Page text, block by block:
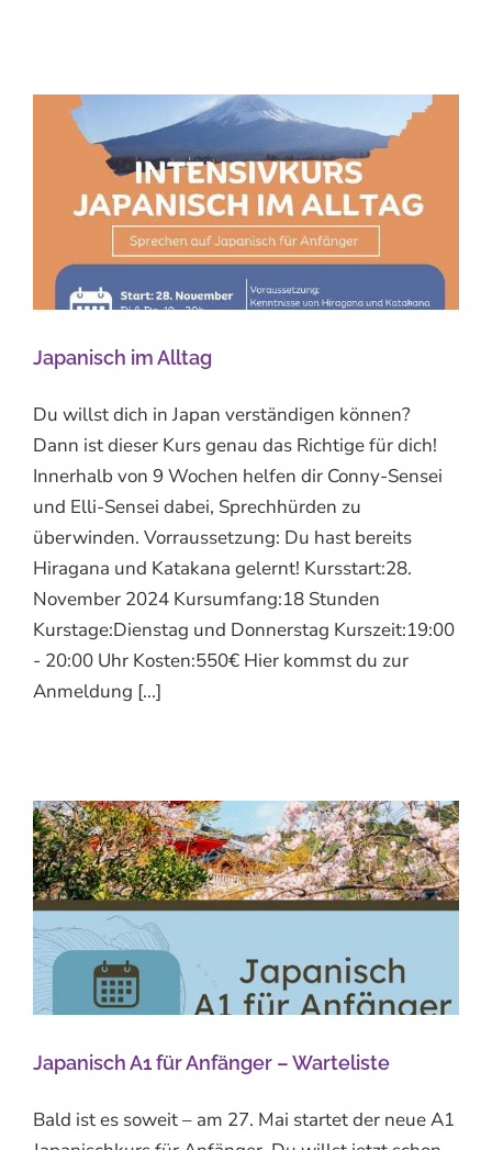
Japanisch im Alltag
Du willst dich in Japan verständigen können?
Dann ist dieser Kurs genau das Richtige für dich!
Innerhalb von 9 Wochen helfen dir Conny-Sensei
und Elli-Sensei dabei, Sprechhürden zu
überwinden. Vorraussetzung: Du hast bereits
Hiragana und Katakana gelernt! Kursstart:28.
November 2024 Kursumfang:18 Stunden
Kurstage:Dienstag und Donnerstag Kurszeit:19:00
- 20:00 Uhr Kosten:550€ Hier kommst du zur
Anmeldung [...]
Japanisch A1 für Anfänger – Warteliste
Bald ist es soweit – am 27. Mai startet der neue A1